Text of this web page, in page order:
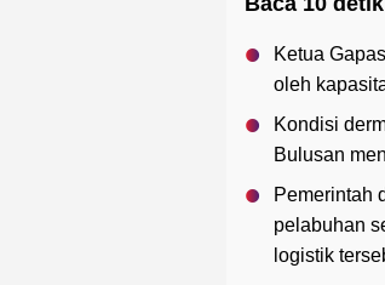
Ketua
oleh
Kondisi
Bulusan
Pemerintah
pelabuhan
logistik